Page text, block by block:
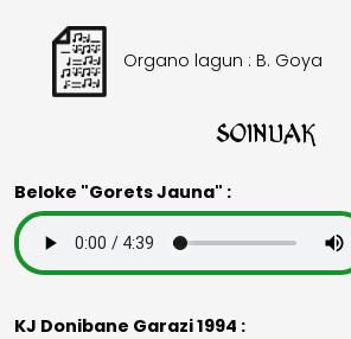
Organo lagun : B. Goya
Soinuak
Beloke "Gorets Jauna" :
KJ Donibane Garazi 1994 :